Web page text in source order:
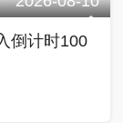
倒计时100